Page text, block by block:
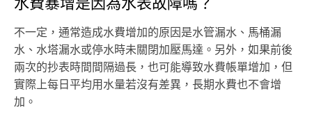
水費暴增是因為水表故障嗎？
不一定，通常造成水費增加的原因是水管漏水、馬桶漏
水、水塔漏水或停水時未關閉加壓馬達。另外，如果前後
兩次的抄表時間間隔過長，也可能導致水費帳單增加，但
實際上每日平均用水量若沒有差異，長期水費也不會增
加。